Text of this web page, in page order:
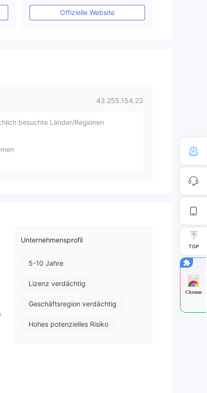
MT4-Volllizenz
Offizielle Website
43.255.154.23
besuchte Länder/Regionen
Unternehmensprofil
5-10 Jahre
Lizenz verdächtig
Geschäftsregion verdächtig
Hohes potenzielles Risiko
TOP
Chrome